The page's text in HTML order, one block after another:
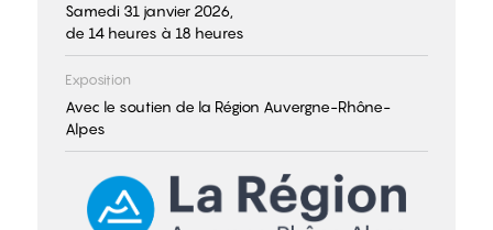
Samedi 31 janvier 2026,
de 14 heures à 18 heures
Exposition
Avec le soutien de la Région Auvergne-Rhône-
Alpes